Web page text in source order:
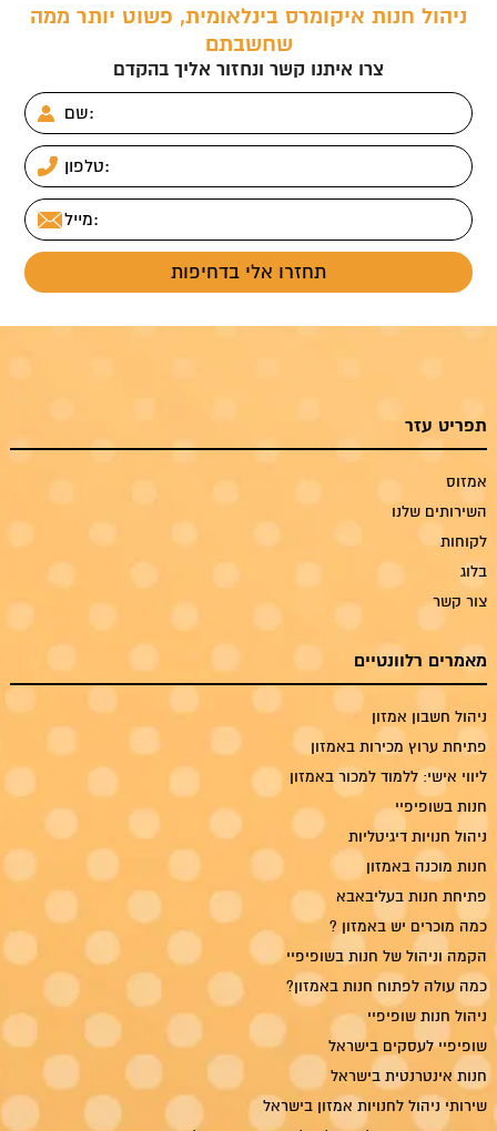
ניהול חנות איקומרס בינלאומית, פשוט יותר ממה
שחשבתם
צרו איתנו קשר ונחזור אליך בהקדם
תפריט עזר
אמזוס
השירותים שלנו
לקוחות
בלוג
צור קשר
מאמרים רלוונטיים
ניהול חשבון אמזון
פתיחת ערוץ מכירות באמזון
ליווי אישי: ללמוד למכור באמזון
חנות בשופיפיי
ניהול חנויות דיגיטליות
חנות מוכנה באמזון
פתיחת חנות בעליבאבא
כמה מוכרים יש באמזון ?
הקמה וניהול של חנות בשופיפיי
כמה עולה לפתוח חנות באמזון?
ניהול חנות שופיפיי
שופיפיי לעסקים בישראל
חנות אינטרנטית בישראל
שירותי ניהול לחנויות אמזון בישראל